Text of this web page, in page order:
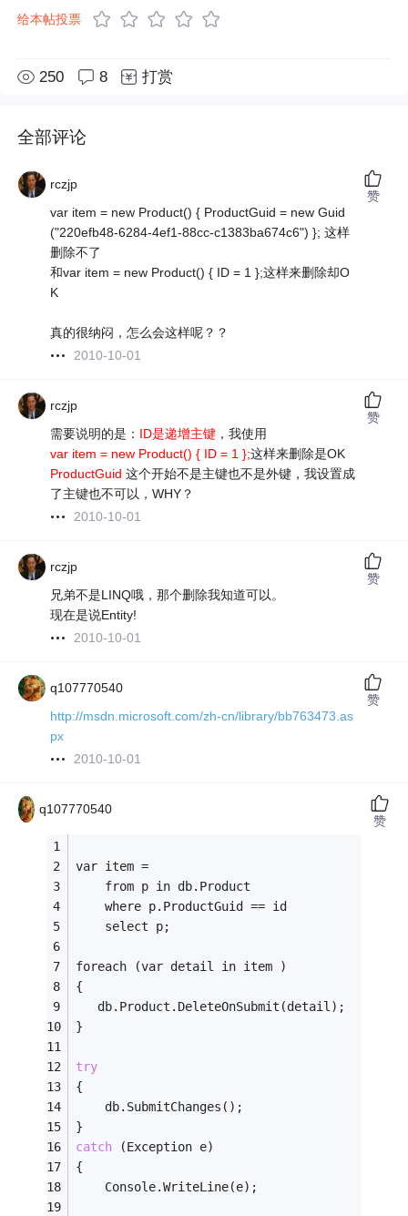
给本帖投票
250 8 打赏
全部评论
rczjp
var item = new Product() { ProductGuid = new Guid
("220efb48-6284-4ef1-88cc-c1383ba674c6") }; 这样
删除不了
和var item = new Product() { ID = 1 };这样来删除却O
K
真的很纳闷，怎么会这样呢？？
2010-10-01
赞
rczjp
需要说明的是： ID是递增主键 ，我使用
var item = new Product() { ID = 1 };这样来删除是OK
ProductGuid这个开始不是主键也不是外键，我设置成
了主键也不可以，WHY？
2010-10-01
赞
rczjp
兄弟不是LINQ哦，那个删除我知道可以。
现在是说Entity!
2010-10-01
赞
q107770540
http://msdn.microsoft.com/zh-cn/library/bb763473.as
px
2010-10-01
赞
q107770540
var item =
    from p in db.Product
    where p.ProductGuid == id
    select p;
foreach (var detail in item )
{
   db.Product.DeleteOnSubmit(detail);
}
try
{
    db.SubmitChanges();
}
catch (Exception e)
{
    Console.WriteLine(e);
赞